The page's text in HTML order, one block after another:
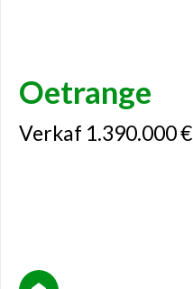
Oetrange
Verkaf 1.390.000 €